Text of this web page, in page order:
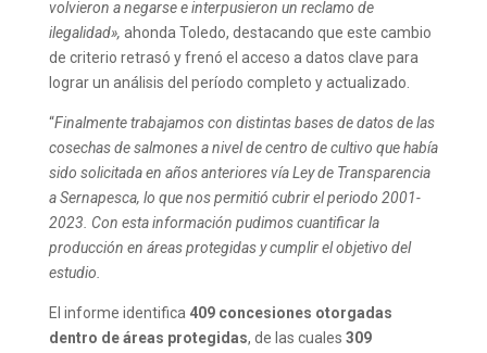
volvieron a negarse e interpusieron un reclamo de
ilegalidad», ahonda Toledo, destacando que este cambio
de criterio retrasó y frenó el acceso a datos clave para
lograr un análisis del período completo y actualizado.
“Finalmente trabajamos con distintas bases de datos de las
cosechas de salmones a nivel de centro de cultivo que había
sido solicitada en años anteriores vía Ley de Transparencia
a Sernapesca, lo que nos permitió cubrir el periodo 2001-
2023. Con esta información pudimos cuantificar la
producción en áreas protegidas y cumplir el objetivo del
estudio.
El informe identifica 409 concesiones otorgadas
dentro de áreas protegidas, de las cuales 309